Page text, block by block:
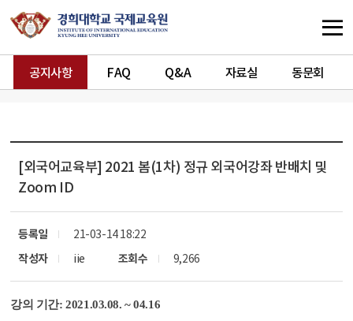
공지사항 FAQ Q&A 자료실 동문회
[외국어교육부] 2021 봄(1차) 정규 외국어강좌 반배치 및
Zoom ID
등록일
21-03-14 18:22
작성자
iie 조회수 9,266
강의 기간: 2021.03.08. ~ 04.16